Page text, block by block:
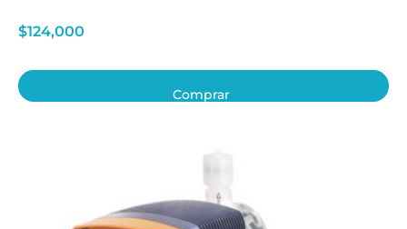
$124,000
Comprar